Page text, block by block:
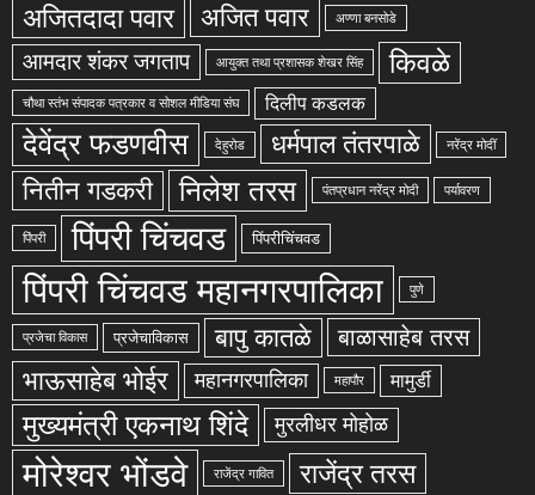
अजितदादा पवार अजित पवार अण्णा बनसोडे
आमदार शंकर जगताप आयुक्त तथा प्रशासक शेखर सिंह किवळे
चौथा स्तंभ संपादक पत्रकार व सोशल मीडिया संघ दिलीप कडलक
देवेंद्र फडणवीस देहुरोड धर्मपाल तंतरपाळे नरेंद्र मोदीं
नितीन गडकरी निलेश तरस पंतप्रधान नरेंद्र मोदी पर्यावरण
पिंपरी पिंपरी चिंचवड पिंपरीचिंचवड
पिंपरी चिंचवड महानगरपालिका पुणे
प्रजेचा विकास प्रजेचाविकास बापु कातळे बाळासाहेब तरस
भाऊसाहेब भोईर महानगरपालिका महापौर मामुर्डी
मुख्यमंत्री एकनाथ शिंदे मुरलीधर मोहोळ
मोरेश्वर भोंडवे राजेंद्र गावित राजेंद्र तरस